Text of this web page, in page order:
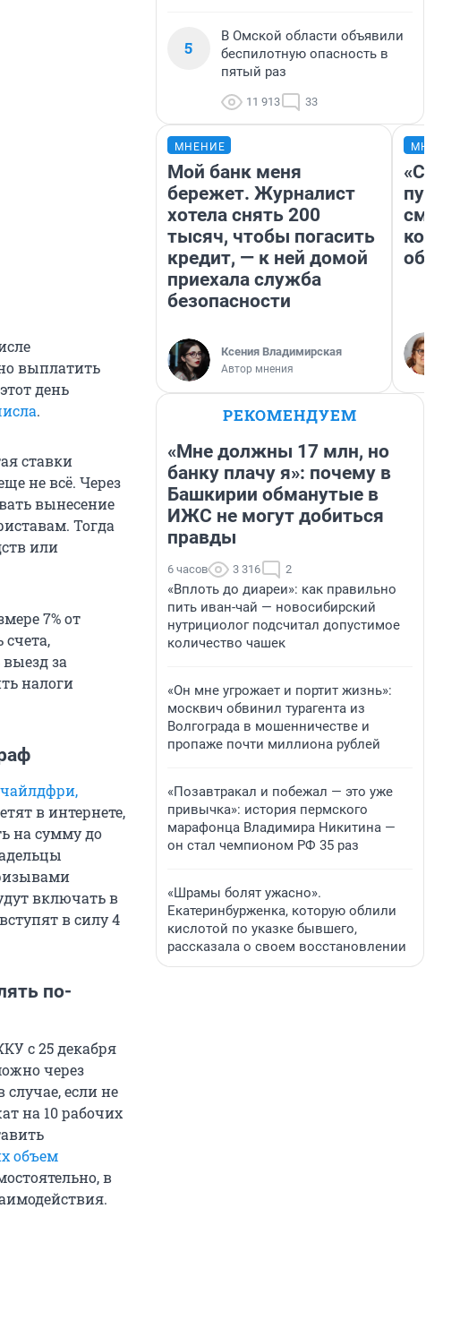
выплатить
день
.
ставки
не всё. Через
вынесение
Тогда
или
7% от
счета,
за
налоги
в интернете,
на сумму до
включать в
в силу 4
по-
с 25 декабря
через
если не
на 10 рабочих
объем
в
5
В Омской области объявили
беспилотную опасность в
пятый раз
11 913 33
МНЕНИЕ
Мой банк меня
бережет. Журналист
хотела снять 200
тысяч, чтобы погасить
кредит, — к ней домой
приехала служба
безопасности
Ксения Владимирская
Автор мнения
РЕКОМЕНДУЕМ
«Мне должны 17 млн, но
банку плачу я»: почему в
Башкирии обманутые в
ИЖС не могут добиться
правды
6 часов 3 316 2
«Вплоть до диареи»: как правильно
пить иван-чай — новосибирский
нутрициолог подсчитал допустимое
количество чашек
«Он мне угрожает и портит жизнь»:
москвич обвинил турагента из
Волгограда в мошенничестве и
пропаже почти миллиона рублей
«Позавтракал и побежал — это уже
привычка»: история пермского
марафонца Владимира Никитина —
он стал чемпионом РФ 35 раз
«Шрамы болят ужасно».
Екатеринбурженка, которую облили
кислотой по указке бывшего,
рассказала о своем восстановлении